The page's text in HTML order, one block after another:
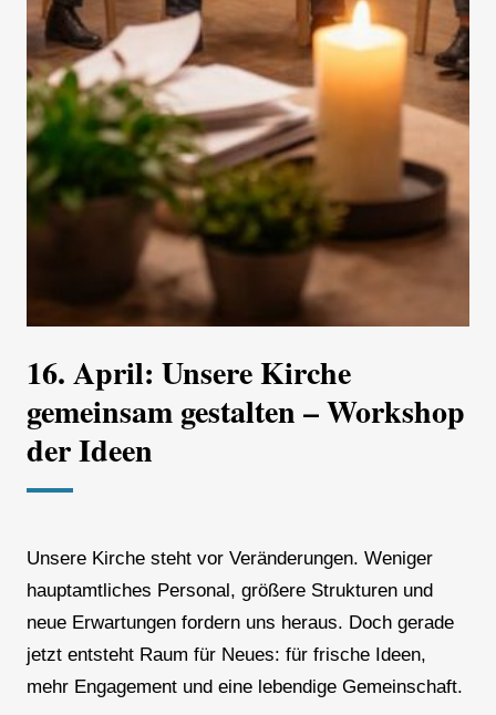
16. April: Unsere Kirche
gemeinsam gestalten – Workshop
der Ideen
Unsere Kirche steht vor Veränderungen. Weniger
hauptamtliches Personal, größere Strukturen und
neue Erwartungen fordern uns heraus. Doch gerade
jetzt entsteht Raum für Neues: für frische Ideen,
mehr Engagement und eine lebendige Gemeinschaft.